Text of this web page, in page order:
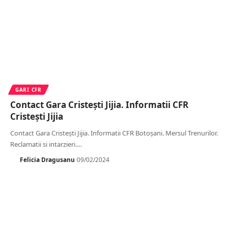
GARI CFR
Contact Gara Cristești Jijia. Informatii CFR
Cristești Jijia
Contact Gara Cristești Jijia. Informatii CFR Botoșani. Mersul Trenurilor.
Reclamatii si intarzieri.…
Felicia Dragusanu 09/02/2024